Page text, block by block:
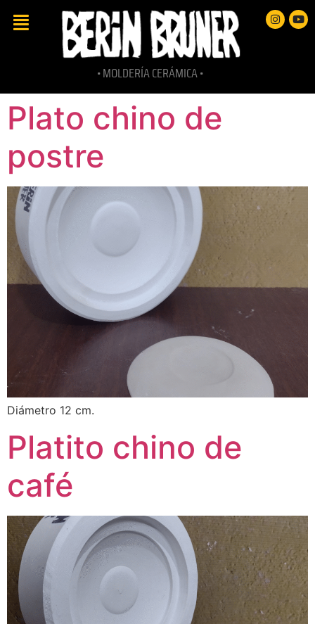
• MOLDERÍA CERÁMICA •
Plato chino de
postre
Diámetro 12 cm.
Platito chino de
café